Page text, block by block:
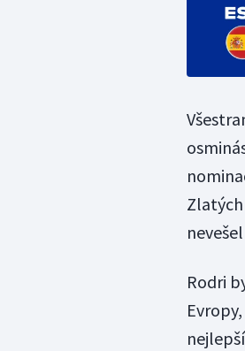
Rodri